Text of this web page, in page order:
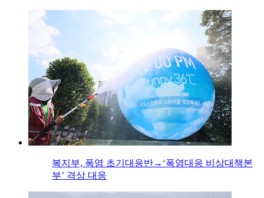
복지부, 폭염 초기대응반→‘폭염대응 비상대책본
부’ 격상 대응